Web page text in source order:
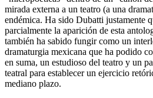
mirada externa a un teatro (a una
endémica. Ha sido Dubatti justamente
parcialmente la aparición de esta
también ha sabido fungir como un
dramaturgia mexicana que ha podido
en suma, un estudioso del teatro y un
teatral para establecer un ejercicio
mediano plazo.